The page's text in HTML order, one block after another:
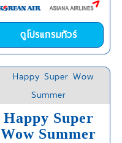
ดูโปรแกรมทัวร์
Happy Super
Wow Summer